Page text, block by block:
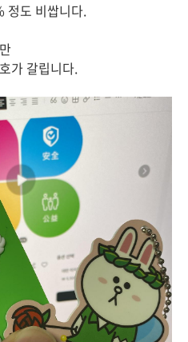
정도 비쌉니다.
가 갈립니다.